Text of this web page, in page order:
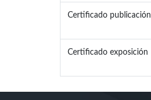
Certificado publicación
Certificado exposición